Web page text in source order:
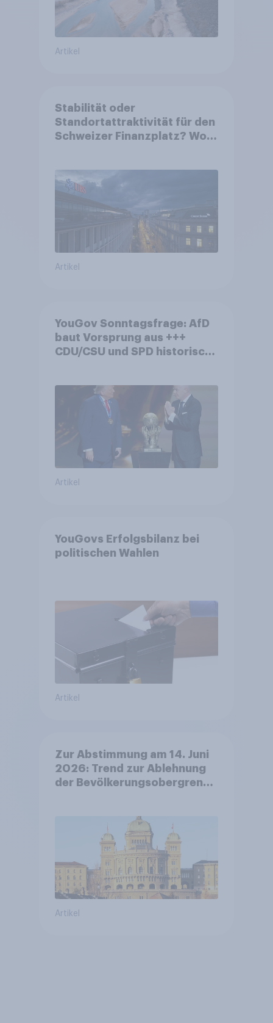
Artikel
Stabilität oder
Standortattraktivität für den
Schweizer Finanzplatz? Wo
von Grossbanken steht
Artikel
YouGov Sonntagsfrage: AfD
baut Vorsprung aus +++
CDU/CSU und SPD historisch
Fußball-WM ohne Politik
Artikel
YouGovs Erfolgsbilanz bei
politischen Wahlen
Artikel
Zur Abstimmung am 14. Juni
2026: Trend zur Ablehnung
der Bevölkerungsobergrenze
Zivildienstgesetz sinken
Artikel